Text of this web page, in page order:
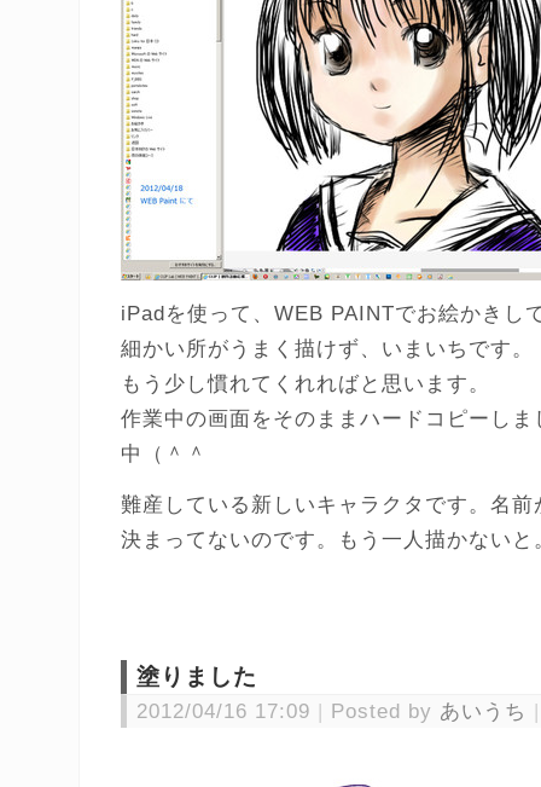
iPadを使って、WEB PAINTでお絵かきし
細かい所がうまく描けず、いまいちです。
もう少し慣れてくれればと思います。
作業中の画面をそのままハードコピーし
中（＾＾
難産している新しいキャラクタです。名
決まってないのです。もう一人描かないと
塗りました
2012/04/16 17:09 Posted by あいうち